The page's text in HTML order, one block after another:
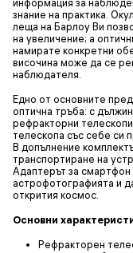
знание на практика.
леща на Барлоу Ви
на увеличение; а
намирате конкретни
височина може да се
наблюдателя.
Едно от основните
оптична тръба: с
рефракторни
телескопа със себе си
В допълнение
транспортиране на
Адаптерът за смартфон
астрофотографията и
открития космос.
Основни
Рефракторен